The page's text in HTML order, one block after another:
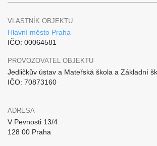
VLASTNÍK OBJEKTU
Hlavní město Praha
IČO: 00064581
PROVOZOVATEL OBJEKTU
Jedličkův ústav a Mateřská škola a Základní
IČO: 70873160
ADRESA
V Pevnosti 13/4
128 00 Praha